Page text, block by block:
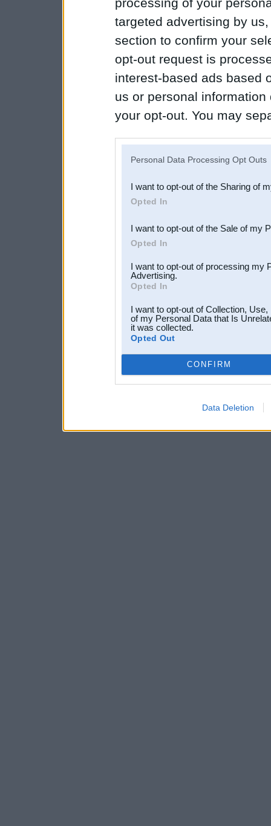
targeted advertising by
section to confirm your
opt-out request is
interest-based ads based
us or personal
your opt-out. You may
Downstream Participants
third parties.
Personal Data Processing Opt Outs
I want to opt-out of the Sharing of
Opted In
I want to opt-out of the Sale of my
Opted In
I want to opt-out of processing my
Advertising.
Opted In
I want to opt-out of Collection,
of my Personal Data that Is
it was collected.
Opted Out
CONFIRM
Data Deletion